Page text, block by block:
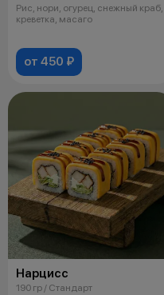
Рис, нори, огурец, снежный краб,
креветка, масаго
от 450 ₽
Нарцисс
190 гр / Стандарт